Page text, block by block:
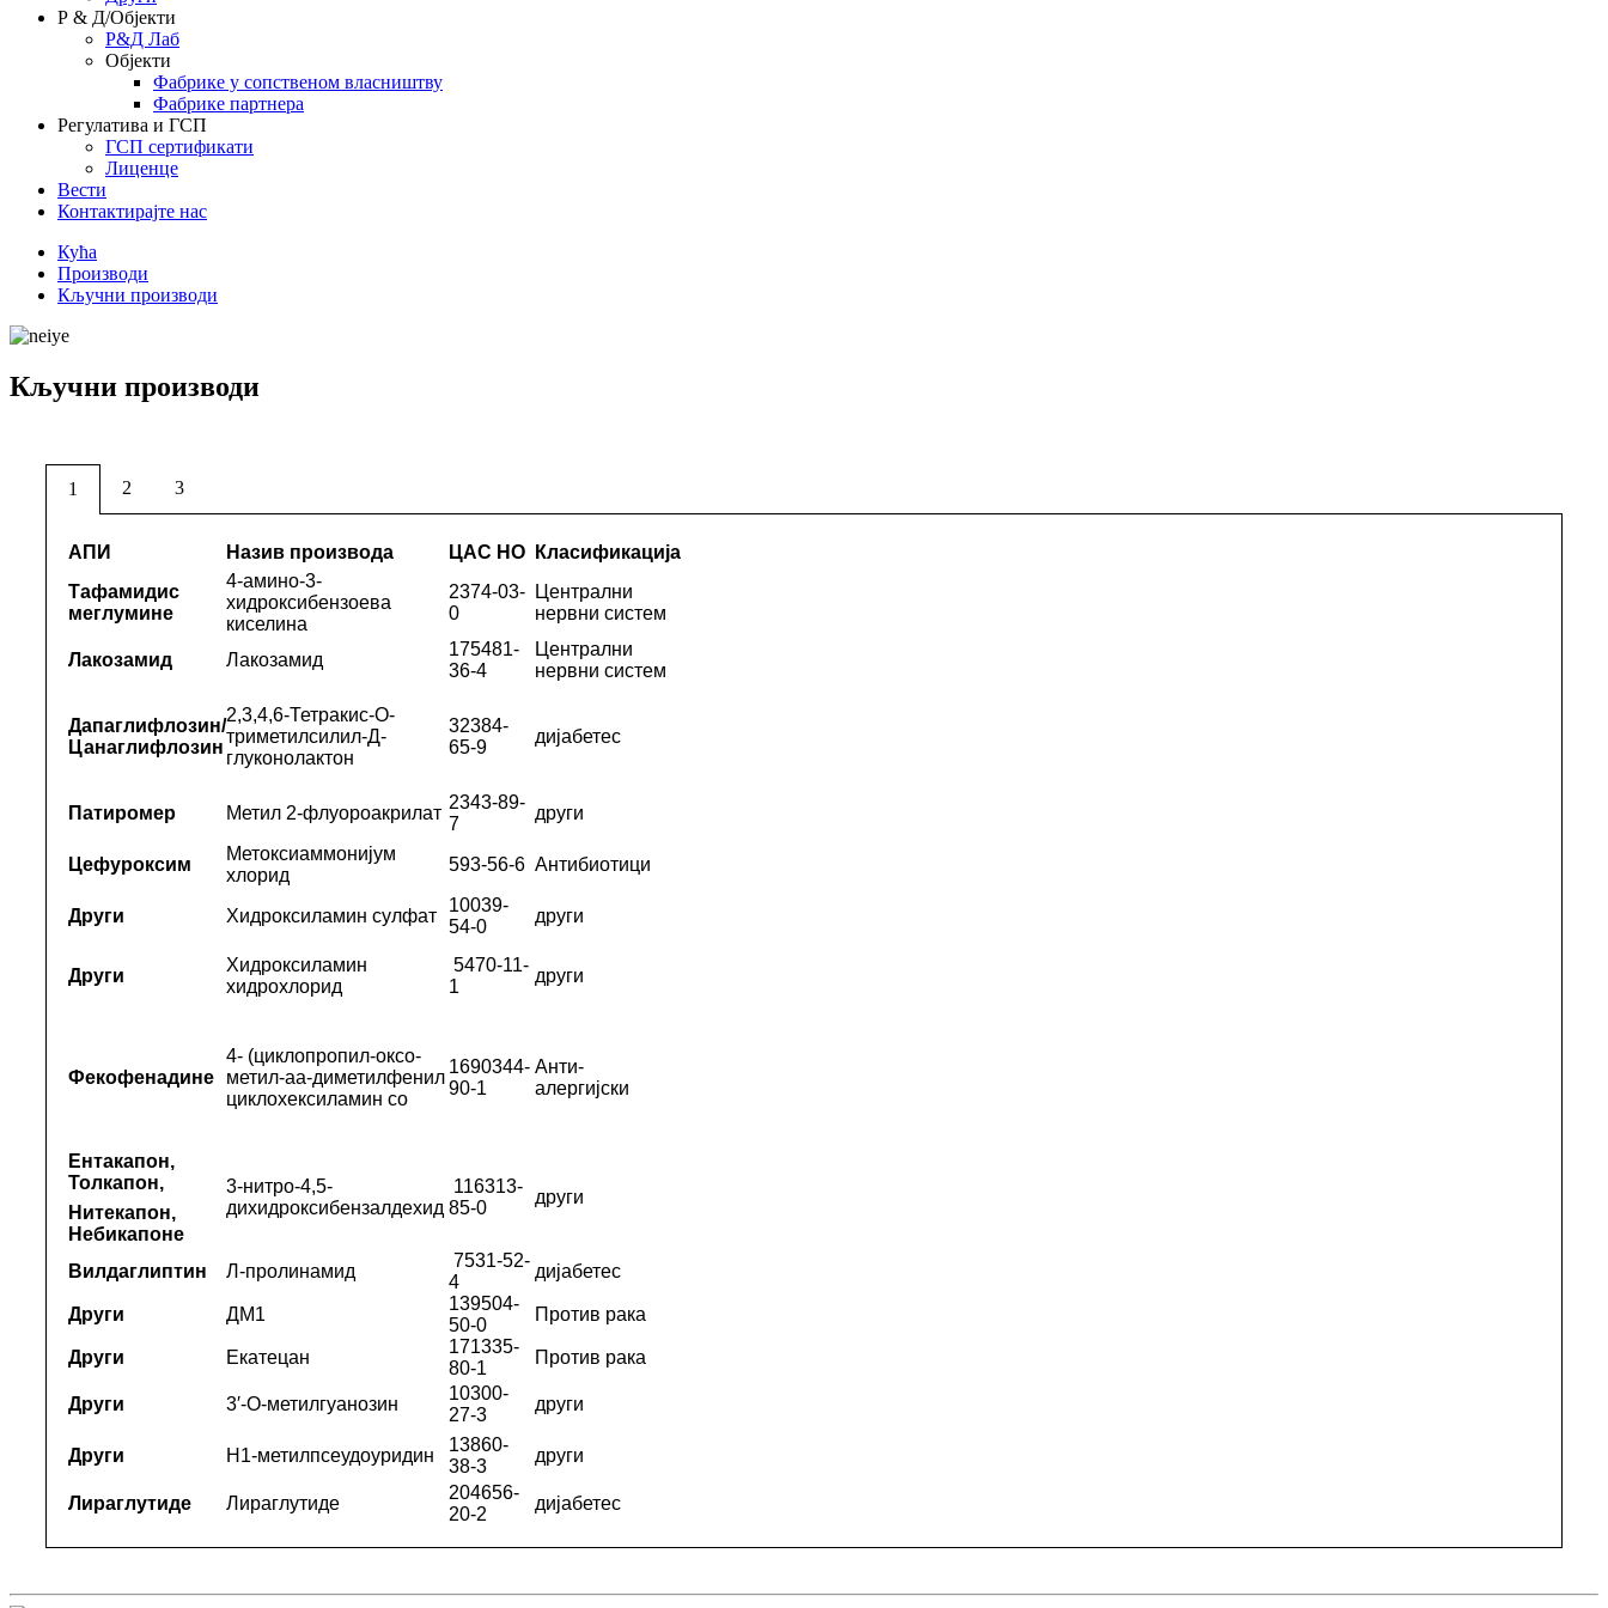
Р & Д/Објекти
Р&Д Лаб
Објекти
Фабрике у сопственом власништву
Фабрике партнера
Регулатива и ГСП
ГСП сертификати
Лиценце
Вести
Контактирајте нас
Кућа
Производи
Кључни производи
Кључни производи
1 2 3
АПИ Назив производа ЦАС НО
Класификација
Тафамидис
меглумине
4-амино-3-
хидроксибензоева
киселина
2374-03-
0
Централни
нервни систем
Лакозамид Лакозамид
175481-
36-4
Централни
нервни систем
Дапаглифлозин/
Цанаглифлозин
2,3,4,6-Тетракис-О-
триметилсилил-Д-
глуконолактон
32384-
65-9
дијабетес
Патиромер Метил 2-флуороакрилат
2343-89-
7
други
Цефуроксим
Метоксиаммонијум
хлорид
593-56-6 Антибиотици
Други Хидроксиламин сулфат
10039-
54-0
други
Други
Хидроксиламин
хидрохлорид
5470-11-
1
други
Фекофенадине
4- (циклопропил-оксо-
метил-аа-диметилфенил
циклохексиламин со
1690344-
90-1
Анти-
алергијски
Ентакапон,
Толкапон,
3-нитро-4,5-
дихидроксибензалдехид
116313-
85-0
други
Нитекапон,
Небикапоне
Вилдаглиптин
Л-пролинамид
7531-52-
4
дијабетес
Други ДМ1
139504-
50-0
Против рака
Други Екатецан
171335-
80-1
Против рака
Други 3′-О-метилгуанозин
10300-
27-3
други
Други Н1-метилпсеудоуридин
13860-
38-3
други
Лираглутиде Лираглутиде
204656-
20-2
дијабетес